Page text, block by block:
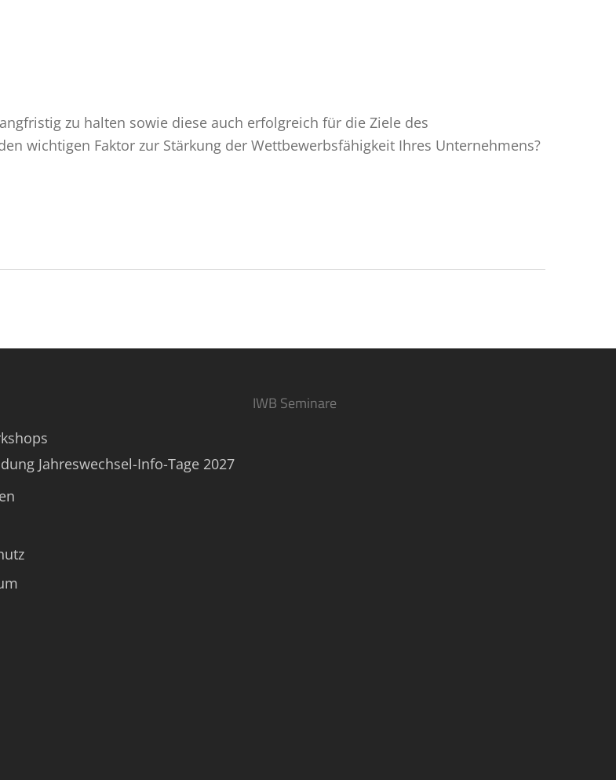
zu halten sowie diese auch erfolgreich für die Ziele des
wichtigen Faktor zur Stärkung der Wettbewerbsfähigkeit Ihres Unternehmens?
Jahreswechsel-Info-Tage 2027
IWB Seminare